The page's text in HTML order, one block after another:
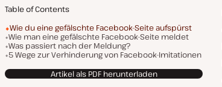
Table of Contents
Wie du eine gefälschte Facebook-Seite aufspürst
Wie man eine gefälschte Facebook-Seite meldet
Was passiert nach der Meldung?
5 Wege zur Verhinderung von Facebook-Imitationen
Artikel als PDF herunterladen